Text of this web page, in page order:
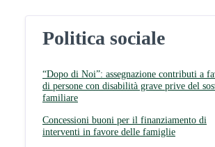
Politica sociale
“Dopo di Noi”: assegnazione contributi a
di persone con disabilità grave prive del
familiare
Concessioni buoni per il finanziamento di
interventi in favore delle famiglie